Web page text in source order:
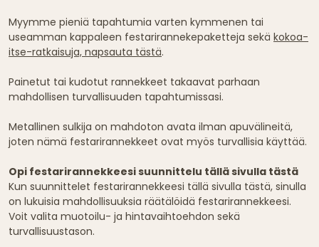
Myymme pieniä tapahtumia varten kymmenen tai
useamman kappaleen festarirannekepaketteja sekä kokoa-
itse-ratkaisuja, napsauta tästä.
Painetut tai kudotut rannekkeet takaavat parhaan
mahdollisen turvallisuuden tapahtumissasi.
Metallinen sulkija on mahdoton avata ilman apuvälineitä,
joten nämä festarirannekkeet ovat myös turvallisia käyttää.
Opi festarirannekkeesi suunnittelu tällä sivulla tästä
Kun suunnittelet festarirannekkeesi tällä sivulla tästä, sinulla
on lukuisia mahdollisuuksia räätälöidä festarirannekkeesi.
Voit valita muotoilu- ja hintavaihtoehdon sekä
turvallisuustason.